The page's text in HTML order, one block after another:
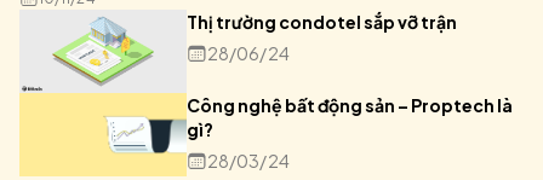
Thị trường condotel sắp vỡ trận
28/06/24
Công nghệ bất động sản – Proptech là
gì?
28/03/24